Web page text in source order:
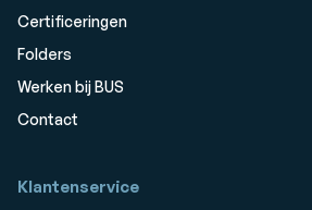
Certificeringen
Folders
Werken bij BUS
Contact
Klantenservice